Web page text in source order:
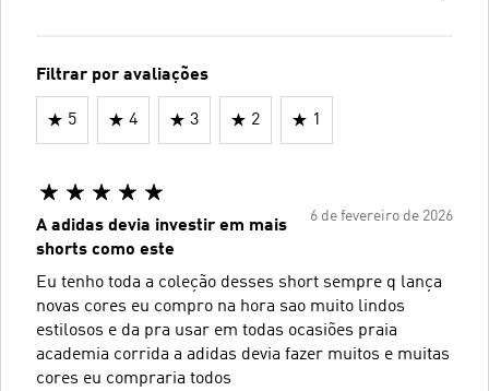
Filtrar por avaliações
5 4 3 2 1
6 de fevereiro de 2026
A adidas devia investir em mais
shorts como este
Eu tenho toda a coleção desses short sempre q lança
novas cores eu compro na hora sao muito lindos
estilosos e da pra usar em todas ocasiões praia
academia corrida a adidas devia fazer muitos e muitas
cores eu compraria todos